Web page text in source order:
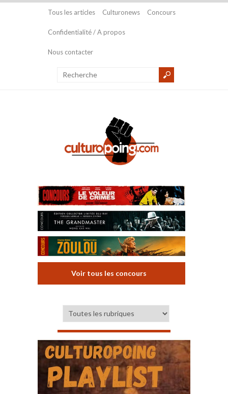
Tous les articles Culturonews Concours
Confidentialité / A propos
Nous contacter
Voir tous les concours